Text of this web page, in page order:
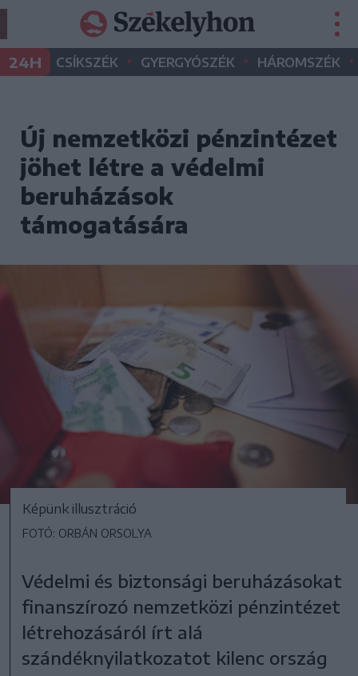
24H CSÍKSZÉK • GYERGYÓSZÉK • HÁROMSZÉK •
Új nemzetközi pénzintézet
jöhet létre a védelmi
beruházások
támogatására
Képünk illusztráció
FOTÓ: ORBÁN ORSOLYA
Védelmi és biztonsági beruházásokat
finanszírozó nemzetközi pénzintézet
létrehozásáról írt alá
szándéknyilatkozatot kilenc ország